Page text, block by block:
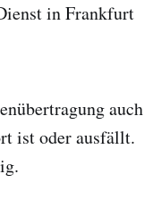
in Frankfurt
auch
ist oder ausfällt.